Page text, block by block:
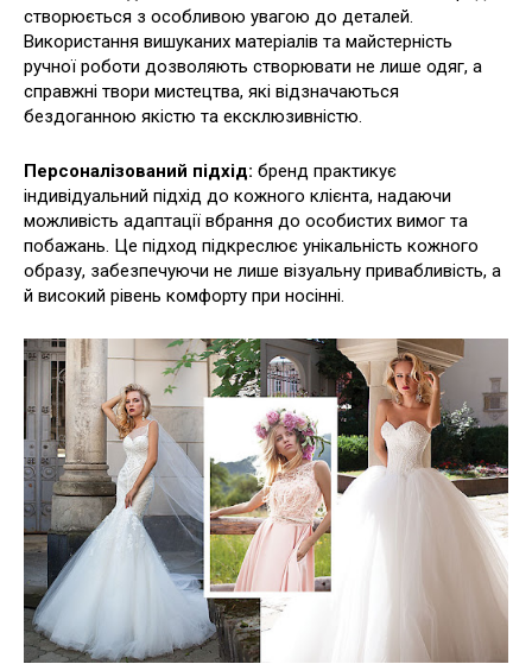
створюється з особливою увагою до деталей.
Використання вишуканих матеріалів та майстерність
ручної роботи дозволяють створювати не лише одяг, а
справжні твори мистецтва, які відзначаються
бездоганною якістю та ексклюзивністю.
Персоналізований підхід: бренд практикує
індивідуальний підхід до кожного клієнта, надаючи
можливість адаптації вбрання до особистих вимог та
побажань. Це підход підкреслює унікальність кожного
образу, забезпечуючи не лише візуальну привабливість, а
й високий рівень комфорту при носінні.